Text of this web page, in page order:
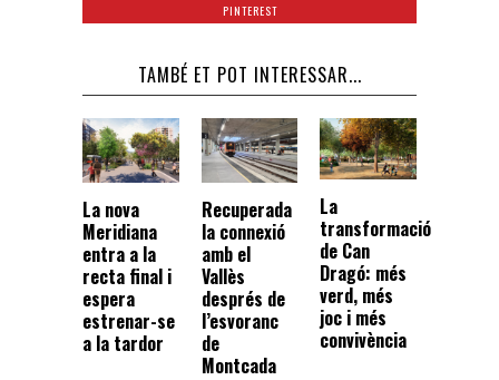
PINTEREST
TAMBÉ ET POT INTERESSAR...
La nova
Meridiana
entra a la
recta final i
espera
estrenar-se
a la tardor
Recuperada
la connexió
amb el
Vallès
després de
l’esvoranc
de
Montcada
La
transformació
de Can
Dragó: més
verd, més
joc i més
convivència